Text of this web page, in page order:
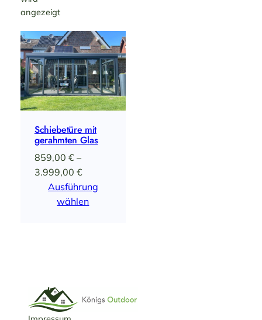
angezeigt
Schiebetüre mit
gerahmten Glas
859,00 € –
3.999,00 €Preisspanne:
859,00 €
bis
Ausführung
wählen